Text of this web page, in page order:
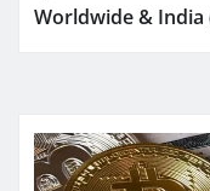
Worldwide & India